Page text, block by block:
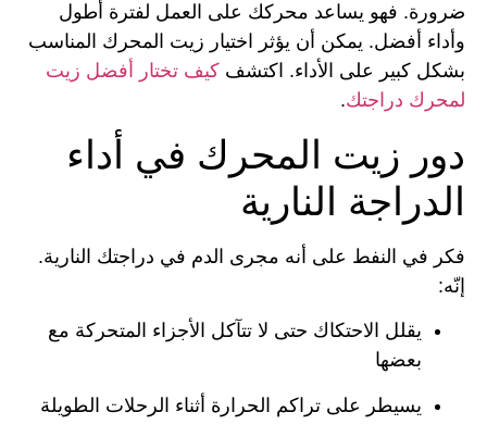
ضرورة. فهو يساعد محركك على العمل لفترة أطول
وأداء أفضل. يمكن أن يؤثر اختيار زيت المحرك المناسب
بشكل كبير على الأداء. اكتشف كيف تختار أفضل زيت
لمحرك دراجتك.
دور زيت المحرك في أداء
الدراجة النارية
فكر في النفط على أنه مجرى الدم في دراجتك النارية.
إنّه:
يقلل الاحتكاك حتى لا تتآكل الأجزاء المتحركة مع
بعضها
يسيطر على تراكم الحرارة أثناء الرحلات الطويلة